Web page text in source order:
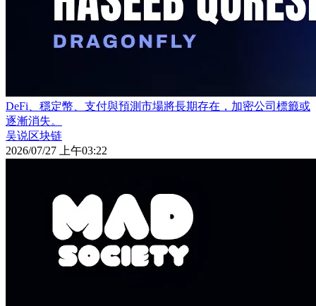
DeFi、穩定幣、支付與預測市場將長期存在，加密公司標籤或
逐漸消失。
吴说区块链
2026/07/27 上午03:22